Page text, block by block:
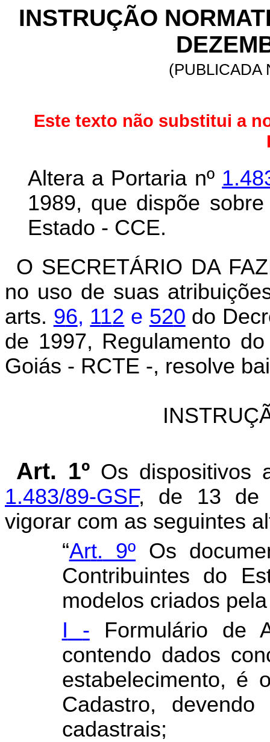
INSTRUÇÃO
(PUBLICADA
Este texto não substitui a
Altera a Portaria nº
1989, que dispõe
Estado - CCE.
O SECRETÁRIO DA
no uso de suas
arts. 96, 112 e 520 do
de 1997, Regulamento
Goiás - RCTE -, resolve
Art. 1º Os dispositivos
1.483/89-GSF, de 13 de
vigorar com as seguintes
“Art. 9º Os
Contribuintes do
modelos criados
I
- Formulário de
contendo dados
estabelecimento, é
Cadastro,
cadastrais;